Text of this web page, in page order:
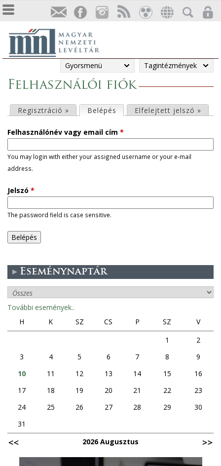
Gyorsmenü Tagintézmények
Felhasználói fiók
l
s
ő
d
l
e
e
s
Regisztráció » Belépés (aktív fül)Elfelejtett jelszó »
Felhasználónév vagy email cím *
You may login with either your assigned username or your e-mail
address.
Jelszó *
The password field is case sensitive.
Eseménynaptár
További események..
H
K SZ CS P SZ
V
1
2
3
4 5 6 7 8
9
10
11 12 13 14 15
16
17
18 19 20 21 22
23
24
25 26 27 28 29
30
31
2026 Augusztus